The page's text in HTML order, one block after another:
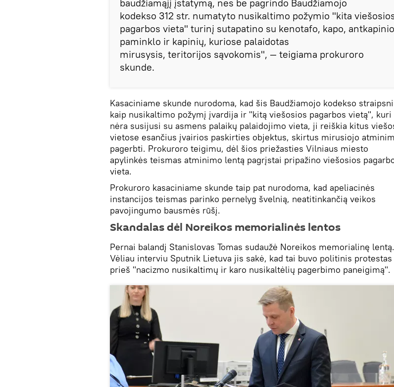
baudžiamąjį įstatymą, nes be pagrindo Baudžiamojo
kodekso 312 str. numatyto nusikaltimo požymio "kita
pagarbos vieta" turinį sutapatino su kenotafo, kapo, antkapinio
paminklo ir kapinių, kuriose palaidotas
mirusysis, teritorijos sąvokomis", — teigiama prokuroro
skunde.
Kasaciniame skunde nurodoma, kad šis Baudžiamojo kodekso
kaip nusikaltimo požymį įvardija ir "kitą viešosios pagarbos vietą", kuri
nėra susijusi su asmens palaikų palaidojimo vieta, ji reiškia kitus
vietose esančius įvairios paskirties objektus, skirtus mirusiojo
pagerbti. Prokuroro teigimu, dėl šios priežasties Vilniaus miesto
apylinkės teismas atminimo lentą pagrįstai pripažino viešosios
vieta.
Prokuroro kasaciniame skunde taip pat nurodoma, kad apeliacinės
instancijos teismas parinko pernelyg švelnią, neatitinkančią veikos
pavojingumo bausmės rūšį.
Skandalas dėl Noreikos memorialinės lentos
Pernai balandį Stanislovas Tomas sudaužė Noreikos memorialinę lentą.
Vėliau interviu Sputnik Lietuva jis sakė, kad tai buvo politinis protestas
prieš "nacizmo nusikaltimų ir karo nusikaltėlių pagerbimo paneigimą".